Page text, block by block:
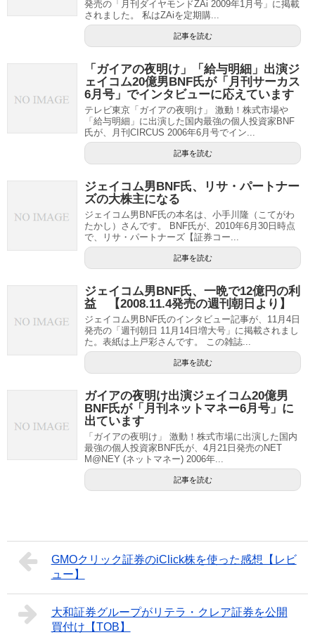
発売の「月刊ダイヤモンドZAi 2009年1月号」に掲載
されました。 私はZAiを定期購...
記事を読む
「ガイアの夜明け」「給与明細」出演ジ
ェイコム20億男BNF氏が「月刊サーカス
6月号」でインタビューに応えています
テレビ東京「ガイアの夜明け」 激動！株式市場や
「給与明細」に出演した国内最強の個人投資家BNF
氏が、月刊CIRCUS 2006年6月号でイン...
記事を読む
ジェイコム男BNF氏、リサ・パートナー
ズの大株主になる
ジェイコム男BNF氏の本名は、小手川隆（こてがわ
たかし）さんです。 BNF氏が、2010年6月30日時点
で、リサ・パートナーズ【証券コー...
記事を読む
ジェイコム男BNF氏、一晩で12億円の利
益 【2008.11.4発売の週刊朝日より】
ジェイコム男BNF氏のインタビュー記事が、11月4日
発売の「週刊朝日 11月14日増大号」に掲載されまし
た。表紙は上戸彩さんです。 この雑誌...
記事を読む
ガイアの夜明け出演ジェイコム20億男
BNF氏が「月刊ネットマネー6月号」に
出ています
「ガイアの夜明け」 激動！株式市場に出演した国内
最強の個人投資家BNF氏が、4月21日発売のNET
M@NEY (ネットマネー) 2006年...
記事を読む
GMOクリック証券のiClick株を使った感想【レビ
ュー】
大和証券グループがリテラ・クレア証券を公開
買付け【TOB】